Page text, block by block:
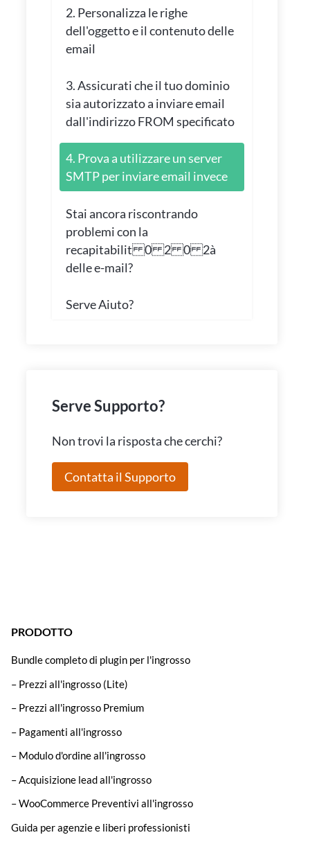
2. Personalizza le righe
dell'oggetto e il contenuto delle
email
3. Assicurati che il tuo dominio
sia autorizzato a inviare email
dall'indirizzo FROM specificato
4. Prova a utilizzare un server
SMTP per inviare email invece
Stai ancora riscontrando
problemi con la
recapitabilit 0 2 0 2à
delle e-mail?
Serve Aiuto?
Serve Supporto?
Non trovi la risposta che cerchi?
Contatta il Supporto
PRODOTTO
Bundle completo di plugin per l'ingrosso
– Prezzi all'ingrosso (Lite)
– Prezzi all'ingrosso Premium
– Pagamenti all'ingrosso
– Modulo d'ordine all'ingrosso
– Acquisizione lead all'ingrosso
– WooCommerce Preventivi all'ingrosso
Guida per agenzie e liberi professionisti